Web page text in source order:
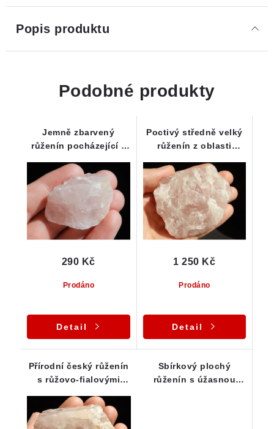
Popis produktu
Podobné produkty
Jemně zbarvený
růženín pocházející z
Prodáno
290 Kč
Detail
Poctivý středně velký
růženín z oblasti
Prodáno
1 250 Kč
Detail
Přírodní český růženín
s růžovo-fialovými
Sbírkový plochý
růženín s úžasnou